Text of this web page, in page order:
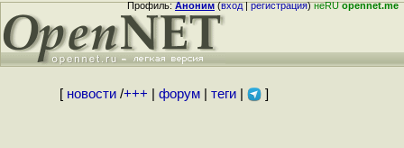
Профиль:Аноним(вход|регистрация)неRUopennet.me
[ новости/+++ форум| теги| ]